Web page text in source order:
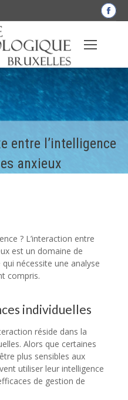
La
une
entre l’intelligence
anxieux
? L’interaction entre
est un domaine de
nécessite une analyse
compris.
individuelles
réside dans la
Alors que certaines
plus sensibles aux
utiliser leur intelligence
de gestion de